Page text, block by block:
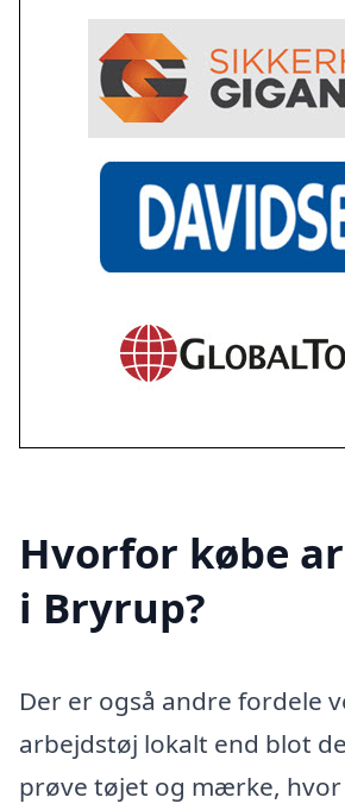
Hvorfor købe
i Bryrup?
Der er også andre fordele
arbejdstøj lokalt end blot
prøve tøjet og mærke,